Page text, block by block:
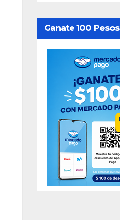
Ganate 100 Pesos